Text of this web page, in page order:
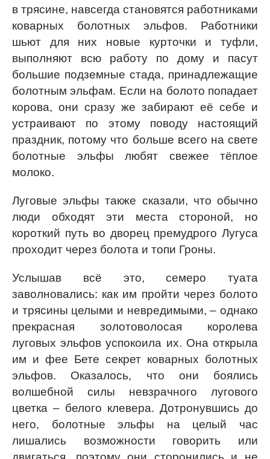
в трясине, навсегда становятся работниками
коварных болотных эльфов. Работники
шьют для них новые курточки и туфли,
выполняют всю работу по дому и пасут
большие подземные стада, принадлежащие
болотным эльфам. Если на болото попадает
корова, они сразу же забирают её себе и
устраивают по этому поводу настоящий
праздник, потому что больше всего на свете
болотные эльфы любят свежее тёплое
молоко.
Луговые эльфы также сказали, что обычно
люди обходят эти места стороной, но
короткий путь во дворец премудрого Лугуса
проходит через болота и топи Гроны.
Услышав всё это, семеро туата
заволновались: как им пройти через болото
и трясины целыми и невредимыми, – однако
прекрасная золотоволосая королева
луговых эльфов успокоила их. Она открыла
им и фее Бете секрет коварных болотных
эльфов. Оказалось, что они боялись
волшебной силы невзрачного лугового
цветка – белого клевера. Дотронувшись до
него, болотные эльфы на целый час
лишались возможности говорить или